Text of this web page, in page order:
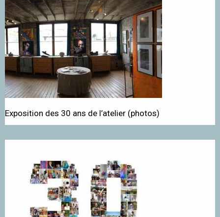
Exposition des 30 ans de l’atelier (photos)